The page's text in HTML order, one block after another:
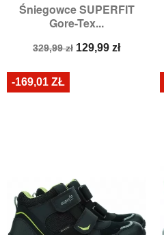
Śniegowce SUPERFIT
Gore-Tex...
Cena
329,99 zł Cena
129,99 zł
-169,01 ZŁ